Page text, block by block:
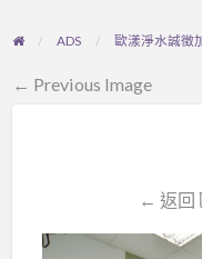
ADS 歐漾淨水誠徵
← Previous Image
← 返回